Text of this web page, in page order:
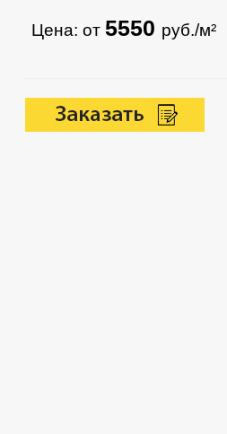
Цена: от 5550 руб./м²